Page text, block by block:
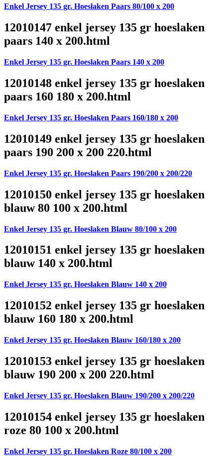
Enkel Jersey 135 gr. Hoeslaken Paars 80/100 x 200
12010147 enkel jersey 135 gr hoeslaken
paars 140 x 200.html
Enkel Jersey 135 gr. Hoeslaken Paars 140 x 200
12010148 enkel jersey 135 gr hoeslaken
paars 160 180 x 200.html
Enkel Jersey 135 gr. Hoeslaken Paars 160/180 x 200
12010149 enkel jersey 135 gr hoeslaken
paars 190 200 x 200 220.html
Enkel Jersey 135 gr. Hoeslaken Paars 190/200 x 200/220
12010150 enkel jersey 135 gr hoeslaken
blauw 80 100 x 200.html
Enkel Jersey 135 gr. Hoeslaken Blauw 80/100 x 200
12010151 enkel jersey 135 gr hoeslaken
blauw 140 x 200.html
Enkel Jersey 135 gr. Hoeslaken Blauw 140 x 200
12010152 enkel jersey 135 gr hoeslaken
blauw 160 180 x 200.html
Enkel Jersey 135 gr. Hoeslaken Blauw 160/180 x 200
12010153 enkel jersey 135 gr hoeslaken
blauw 190 200 x 200 220.html
Enkel Jersey 135 gr. Hoeslaken Blauw 190/200 x 200/220
12010154 enkel jersey 135 gr hoeslaken
roze 80 100 x 200.html
Enkel Jersey 135 gr. Hoeslaken Roze 80/100 x 200